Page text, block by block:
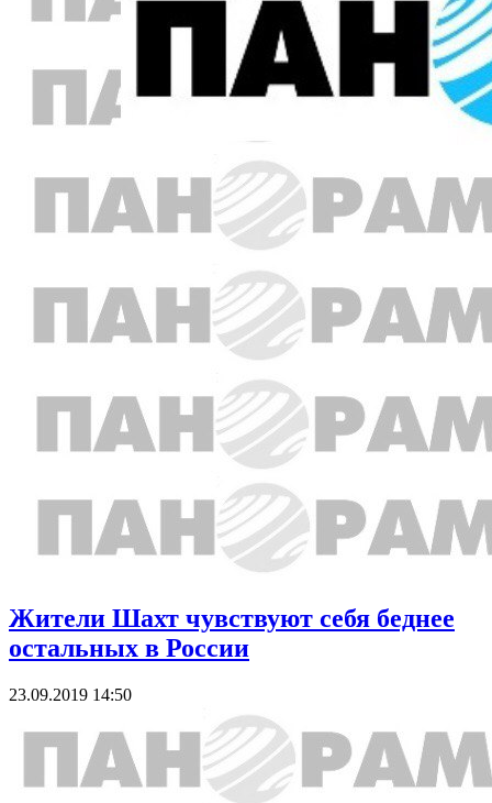
Жители Шахт чувствуют себя беднее
остальных в России
23.09.2019 14:50